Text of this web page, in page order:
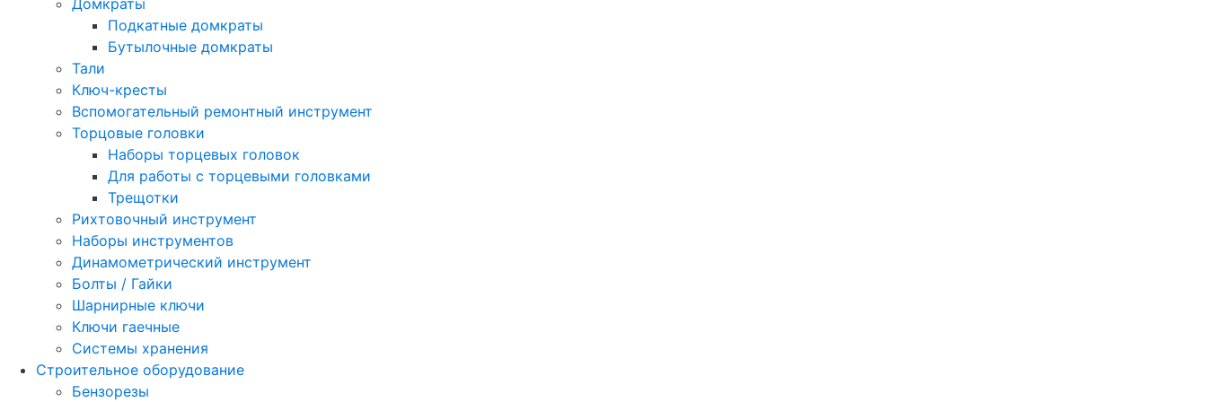
Домкраты
Подкатные домкраты
Бутылочные домкраты
Тали
Ключ-кресты
Вспомогательный ремонтный инструмент
Торцовые головки
Наборы торцевых головок
Для работы с торцевыми головками
Трещотки
Рихтовочный инструмент
Наборы инструментов
Динамометрический инструмент
Болты / Гайки
Шарнирные ключи
Ключи гаечные
Системы хранения
Строительное оборудование
Бензорезы